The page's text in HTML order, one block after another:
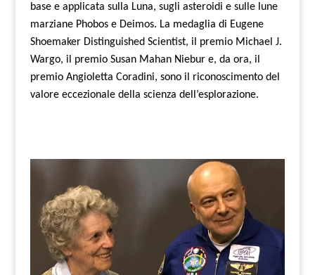
base e applicata sulla Luna, sugli asteroidi e sulle lune
marziane Phobos e Deimos. La medaglia di Eugene
Shoemaker Distinguished Scientist, il premio Michael J.
Wargo, il premio Susan Mahan Niebur e, da ora, il
premio Angioletta Coradini, sono il riconoscimento del
valore eccezionale della scienza dell’esplorazione.